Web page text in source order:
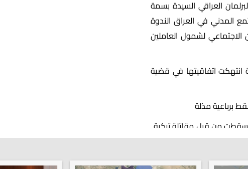
اتفاقيتها في قضية
من قبل مقاتلة تركية..
الأقوى عسكريا؟